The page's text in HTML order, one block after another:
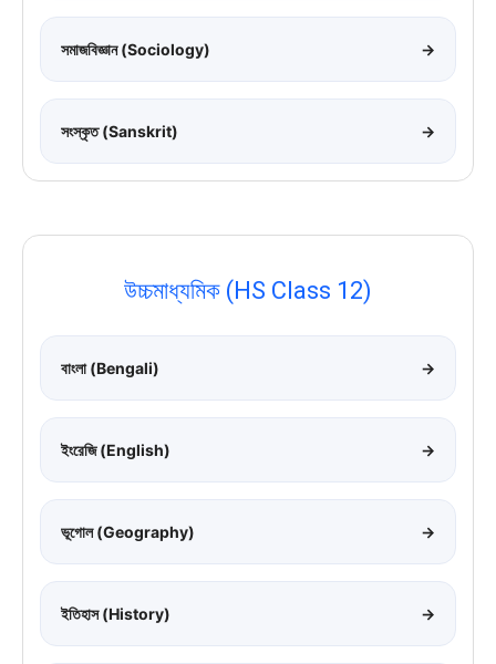
সমাজবিজ্ঞান (Sociology) →
সংস্কৃত (Sanskrit) →
উচ্চমাধ্যমিক (HS Class 12)
বাংলা (Bengali) →
ইংরেজি (English) →
ভূগোল (Geography) →
ইতিহাস (History) →